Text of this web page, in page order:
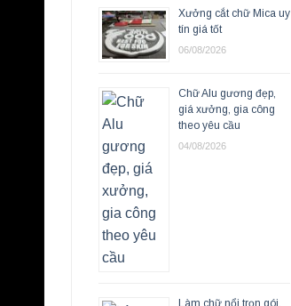
Xưởng cắt chữ Mica uy
tín giá tốt
06/08/2026
Chữ Alu gương đẹp,
giá xưởng, gia công
theo yêu cầu
04/08/2026
Làm chữ nổi trọn gói,